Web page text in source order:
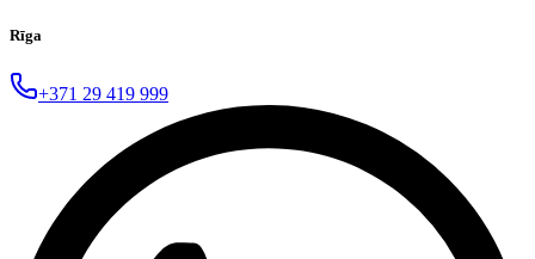
Rīga
+371 29 419 999